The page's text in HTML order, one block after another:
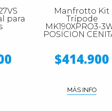
para
Manfrotto Kit
Trípode
MK190XPRO3-
POSICION
$414.900
MÁS INFO